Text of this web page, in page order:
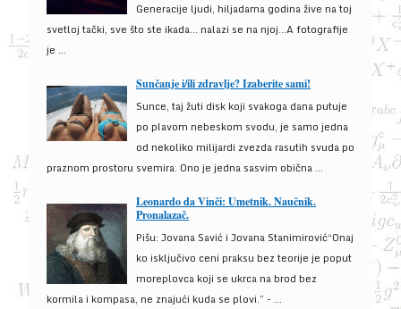
Generacije ljudi, hiljadama godina žive na toj
svetloj tački, sve što ste ikada… nalazi se na njoj…A fotografije
je ...
Sunčanje i/ili zdravlje? Izaberite sami!
Sunce, taj žuti disk koji svakoga dana putuje
po plavom nebeskom svodu, je samo jedna
od nekoliko milijardi zvezda rasutih svuda po
praznom prostoru svemira. Ono je jedna sasvim obična ...
Leonardo da Vinči: Umetnik. Naučnik.
Pronalazač.
Pišu: Jovana Savić i Jovana Stanimirović“Onaj
ko isključivo ceni praksu bez teorije je poput
moreplovca koji se ukrca na brod bez
kormila i kompasa, ne znajući kuda se plovi.” - ...